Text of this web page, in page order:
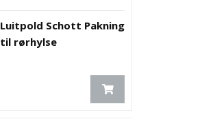
Luitpold Schott Pakning
til rørhylse